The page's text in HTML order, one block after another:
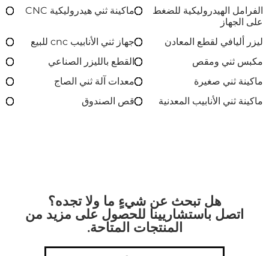
الفرامل الهيدروليكية للضغط
على الجهاز
ماكينة ثني هيدروليكية CNC
ليزر أليافي لقطع المعادن
جهاز ثني الأنابيب cnc للبيع
مكبس ثني ومقص
القطع بالليزر الصناعي
ماكينة ثني صغيرة
معدات آلة ثني الصاج
ماكينة ثني الأنابيب المعدنية
قص الصندوق
هل تبحث عن شيءٍ ما ولا تجده؟
اتصل باستشاريينا للحصول على مزيد من
المنتجات المتاحة.